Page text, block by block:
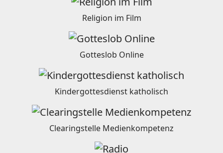
Religion im Film
Gotteslob Online
Kindergottesdienst katholisch
Clearingstelle Medienkompetenz